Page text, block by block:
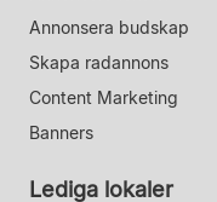
Annonsera budskap
Skapa radannons
Content Marketing
Banners
Lediga lokaler